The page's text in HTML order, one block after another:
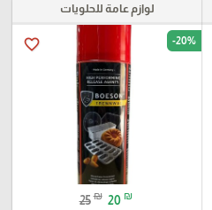
لوازم عامة للحلويات
favorite_border -20%
25 ₪ 20 ₪